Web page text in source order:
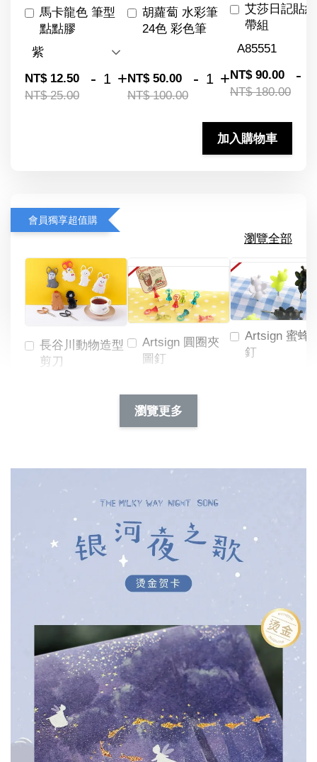
馬卡龍色 筆型
點點膠
NT$ 12.50
NT$ 25.00
- +
胡蘿蔔 水彩筆
24色 彩色筆
NT$ 50.00
NT$ 100.00
- +
艾莎日記貼
帶組
NT$ 90.00
NT$ 180.00
-
加入購物車
會員獨享超值購
瀏覽全部
長谷川動物造型
剪刀
Artsign 圓圈夾
圖釘
NT$ 19.00
NT$ 66.00
Artsign 蜜蜂
釘
加入購物車
瀏覽更多